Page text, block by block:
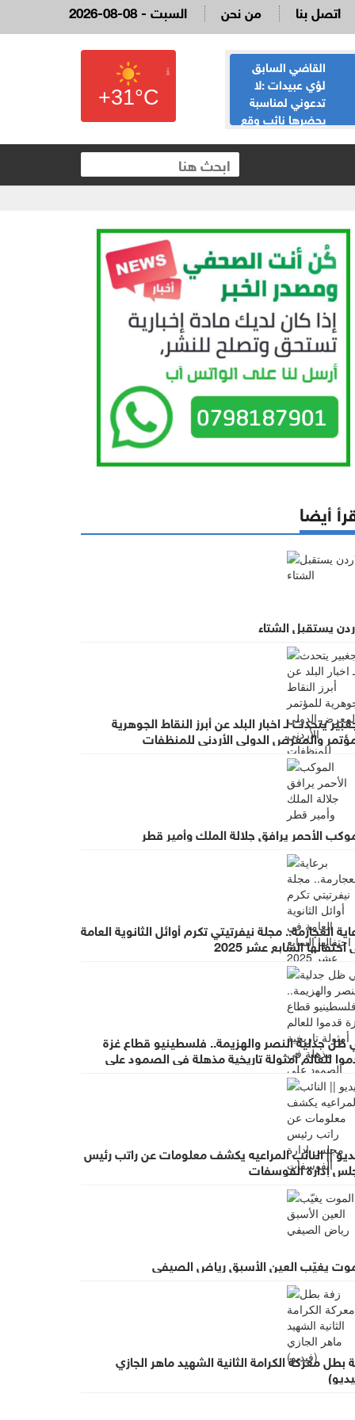
2026-08-08 - السبت من نحن اتصل بنا
القاضي السابق
لؤي عبيدات :لا
تدعوني لمناسبة
يحضرها نائب وقع
الحياصات ينفي
صحة انباء صدور
نتائج الثانوية العامة
غدا الخميس
+31°C
أيضا
يستقبل الشتاء
يتحدث لـ اخبار البلد عن أبرز النقاط الجوهرية
والمعرض الدولي الأردني للمنظفات
الأحمر يرافق جلالة الملك وأمير قطر
العجارمة.. مجلة نيفرتيتي تكرم أوائل الثانوية العامة
السابع عشر 2025
ظل جدلية النصر والهزيمة.. فلسطينيو قطاع غزة
للعالم أمثولة تاريخية مذهلة في الصمود على
أرضهم
|| النائب المراعيه يكشف معلومات عن راتب رئيس
إدارة الفوسفات
يغيّب العين الأسبق رياض الصيفي
بطل معركة الكرامة الثانية الشهيد ماهر الجازي